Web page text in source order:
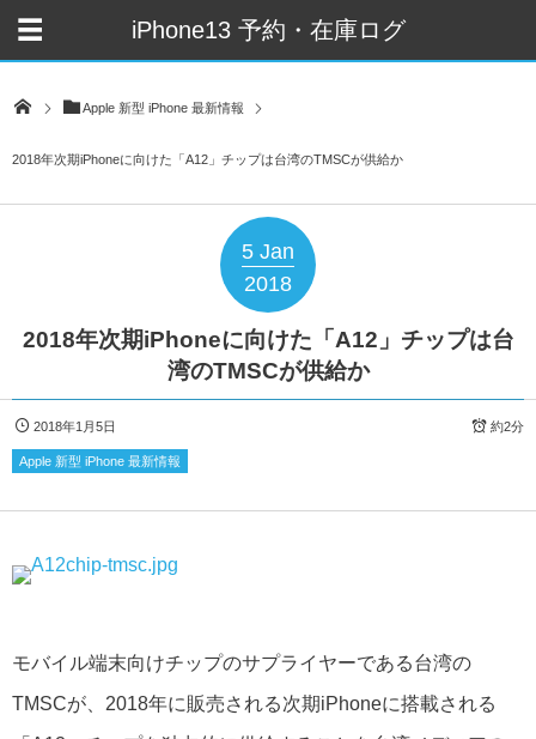
iPhone13 予約・在庫ログ
Apple 新型 iPhone 最新情報
2018年次期iPhoneに向けた「A12」チップは台湾のTMSCが供給か
5 Jan
2018
2018年次期iPhoneに向けた「A12」チップは台
湾のTMSCが供給か
2018年1月5日 約2分
Apple 新型 iPhone 最新情報
モバイル端末向けチップのサプライヤーである台湾の
TMSCが、2018年に販売される次期iPhoneに搭載される